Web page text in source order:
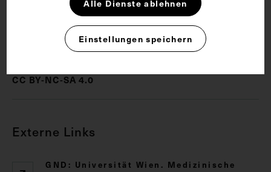
CC BY-NC-SA 4.0
Externe Links
GND: Universität Wien. Medizinische
Alle Dienste ablehnen
Einstellungen speichern